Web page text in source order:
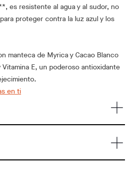
es resistente al agua y al sudor, no
proteger contra la luz azul y los
manteca de Myrica y Cacao Blanco
E, un poderoso antioxidante
en ti